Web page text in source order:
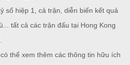
số hiệp 1, cả trận, diễn biến kết quả
tất cả các trận đấu tại Hong Kong
thể xem thêm các thông tin hữu ích